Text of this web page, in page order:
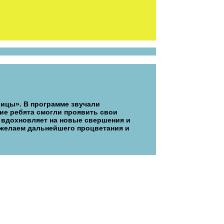
В программе звучали
ребята смогли проявить свои
на новые свершения и
дальнейшего процветания и